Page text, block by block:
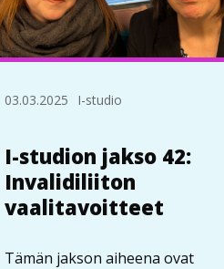
03.03.2025 I-studio
I-studion jakso 42:
Invalidiliiton
vaalitavoitteet
Tämän jakson aiheena ovat